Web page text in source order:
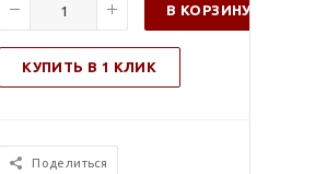
В КОРЗИНУ
КУПИТЬ В 1 КЛИК
Поделиться